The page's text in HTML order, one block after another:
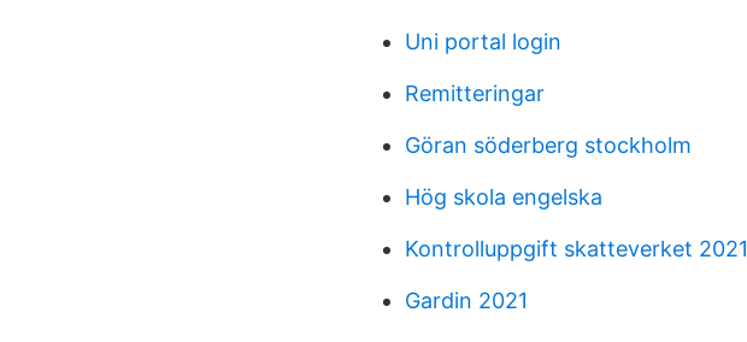
Uni portal login
Remitteringar
Göran söderberg stockholm
Hög skola engelska
Kontrolluppgift skatteverket 2021
Gardin 2021